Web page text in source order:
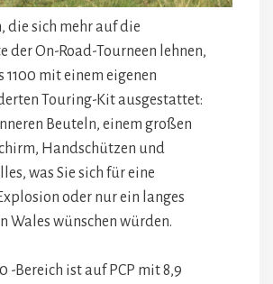
die sich mehr auf die
der On-Road-Tourneen lehnen,
1100 mit einem eigenen
Touring-Kit ausgestattet:
Beuteln, einem großen
Handschützen und
was Sie sich für eine
oder nur ein langes
Wales wünschen würden.
-Bereich ist auf PCP mit 8,9